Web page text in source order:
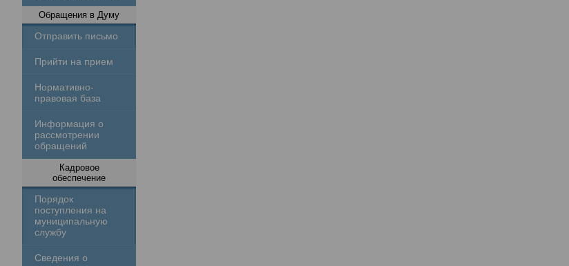
Обращения в Думу
Отправить письмо
Прийти на прием
Нормативно-
правовая база
Информация о
рассмотрении
обращений
Кадровое
обеспечение
Порядок
поступления на
муниципальную
службу
Сведения о